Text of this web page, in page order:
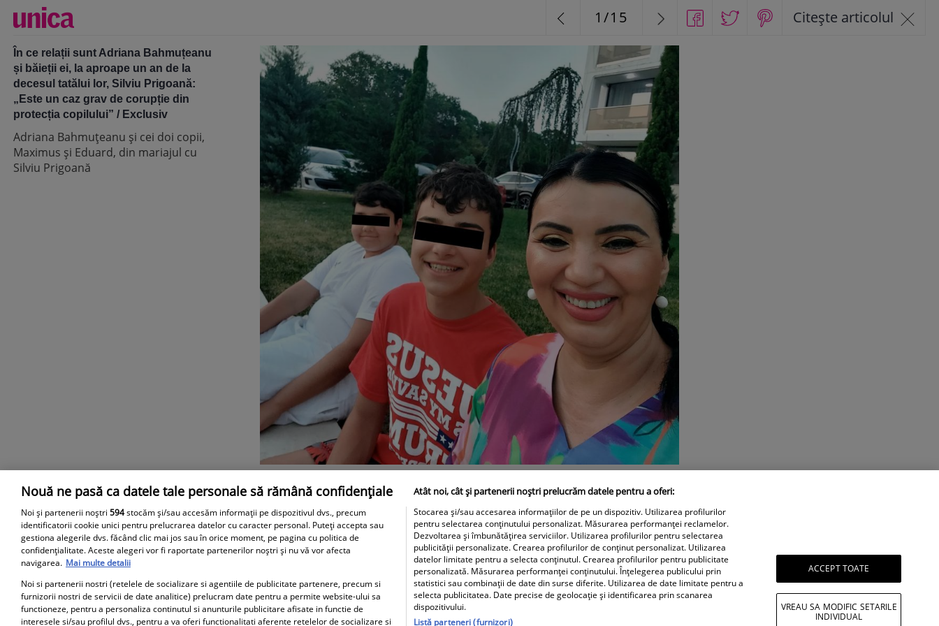
În ce relații sunt Adriana Bahmuțeanu
și băieții ei, la aproape un an de la
decesul tatălui lor, Silviu Prigoană:
„Este un caz grav de corupție din
protecția copilului” / Exclusiv
Adriana Bahmuțeanu și cei doi copii,
Maximus și Eduard, din mariajul cu
Silviu Prigoană
Citește articolul
1 /15
Parteneri
Nouă ne pasă ca datele tale personale să rămână confidențiale
Noi și partenerii noștri 594stocăm și/sau accesăm informații pe dispozitivul dvs., precum
identificatorii cookie unici pentru prelucrarea datelor cu caracter personal. Puteți accepta sau
gestiona alegerile dvs. făcând clic mai jos sau în orice moment, pe pagina cu politica de
confidențialitate. Aceste alegeri vor fi raportate partenerilor noștri și nu vă vor afecta
navigarea. Mai multe detalii
Noi si partenerii nostri (retelele de socializare si agentiile de publicitate partenere, precum si
furnizorii nostri de servicii de date analitice) prelucram date pentru a permite website-ului sa
functioneze, pentru a personaliza continutul si anunturile publicitare afisate in functie de
interesele si/sau profilul dvs., pentru a va oferi functionalitati aferente retelelor de socializare si
Atât noi, cât și partenerii noștri prelucrăm datele pentru a oferi:
Stocarea și/sau accesarea informațiilor de pe un dispozitiv. Utilizarea profilurilor
pentru selectarea conținutului personalizat. Măsurarea performanței reclamelor.
Dezvoltarea și îmbunătățirea serviciilor. Utilizarea profilurilor pentru selectarea
publicității personalizate. Crearea profilurilor de conținut personalizat. Utilizarea
datelor limitate pentru a selecta conținutul. Crearea profilurilor pentru publicitate
personalizată. Măsurarea performanței conținutului. Înțelegerea publicului prin
statistici sau combinații de date din surse diferite. Utilizarea de date limitate pentru a
selecta publicitatea. Date precise de geolocație și identificarea prin scanarea
dispozitivului.
Listă parteneri (furnizori)
ACCEPT TOATE
VREAU SA MODIFIC SETARILE
INDIVIDUAL